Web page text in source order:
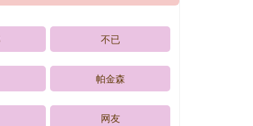
不已
帕金森
网友